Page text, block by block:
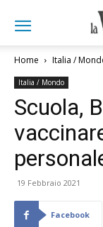
Home Italia /
Italia / Mondo
Scuola,
19 Febbraio 2021
Facebook